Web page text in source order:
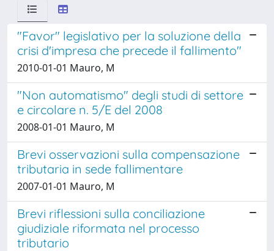
"Favor" legislativo per la soluzione della
crisi d'impresa che precede il fallimento"
2010-01-01 Mauro, M
"Non automatismo" degli studi di settore
e circolare n. 5/E del 2008
2008-01-01 Mauro, M
Brevi osservazioni sulla compensazione
tributaria in sede fallimentare
2007-01-01 Mauro, M
Brevi riflessioni sulla conciliazione
giudiziale riformata nel processo
tributario